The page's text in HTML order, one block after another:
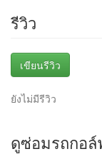
รีวิว
เขียนรีวิว
ยังไม่มีรีวิว
ดูซ่อมรถกอ